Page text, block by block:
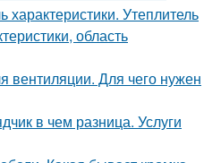
характеристики. Утеплитель
область
вентиляции. Для чего нужен
в чем разница. Услуги